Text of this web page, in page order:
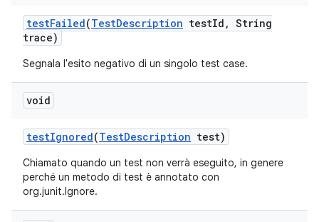
testFailed(TestDescription testId , String
trace)
Segnala l'esito negativo di un singolo test case.
void
testIgnored(TestDescription test)
Chiamato quando un test non verrà eseguito, in genere
perché un metodo di test è annotato con
org.junit.Ignore.